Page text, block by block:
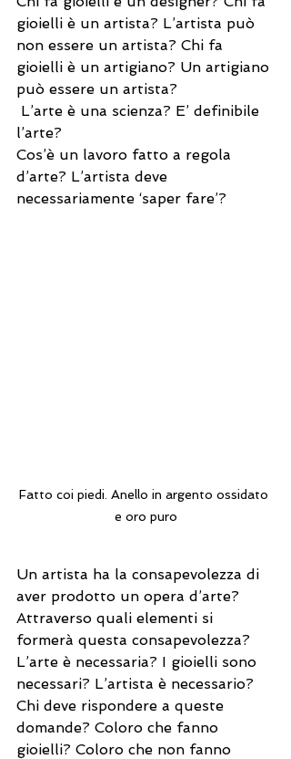
gioielli è un artista? L’artista può
non essere un artista? Chi fa
gioielli è un artigiano? Un artigiano
può essere un artista?
l’arte?
Cos’è un lavoro fatto a regola
d’arte? L’artista deve
necessariamente ‘saper fare’?
Fatto coi piedi. Anello in argento ossidato
e oro puro
Un artista ha la consapevolezza di
aver prodotto un opera d’arte?
Attraverso quali elementi si
formerà questa consapevolezza?
L’arte è necessaria? I gioielli sono
necessari? L’artista è necessario?
Chi deve rispondere a queste
domande? Coloro che fanno
gioielli? Coloro che non fanno